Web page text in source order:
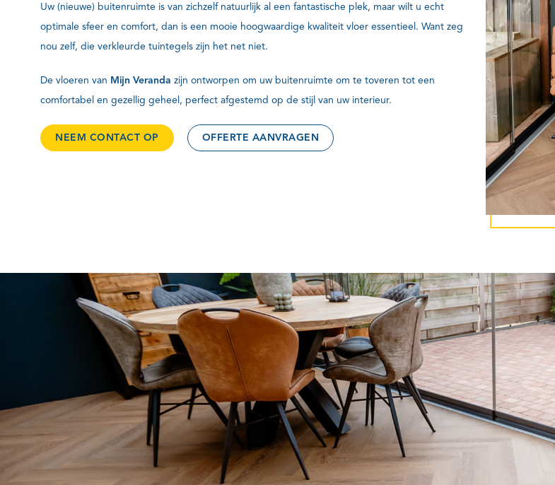
Uw (nieuwe) buitenruimte is van zichzelf natuurlijk al een fantastische plek, maar wilt u echt
optimale sfeer en comfort, dan is een mooie hoogwaardige kwaliteit vloer essentieel. Want zeg
nou zelf, die verkleurde tuintegels zijn het net niet.
De vloeren van Mijn Veranda zijn ontworpen om uw buitenruimte om te toveren tot een
comfortabel en gezellig geheel, perfect afgestemd op de stijl van uw interieur.
NEEM CONTACT OP OFFERTE AANVRAGEN